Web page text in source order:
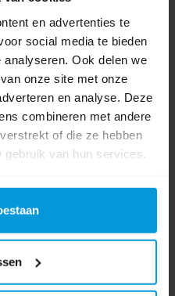
en advertenties te
social media te bieden
Ook delen we
onze site met onze
en analyse. Deze
combineren met andere
of die ze hebben
van hun services.
(4),